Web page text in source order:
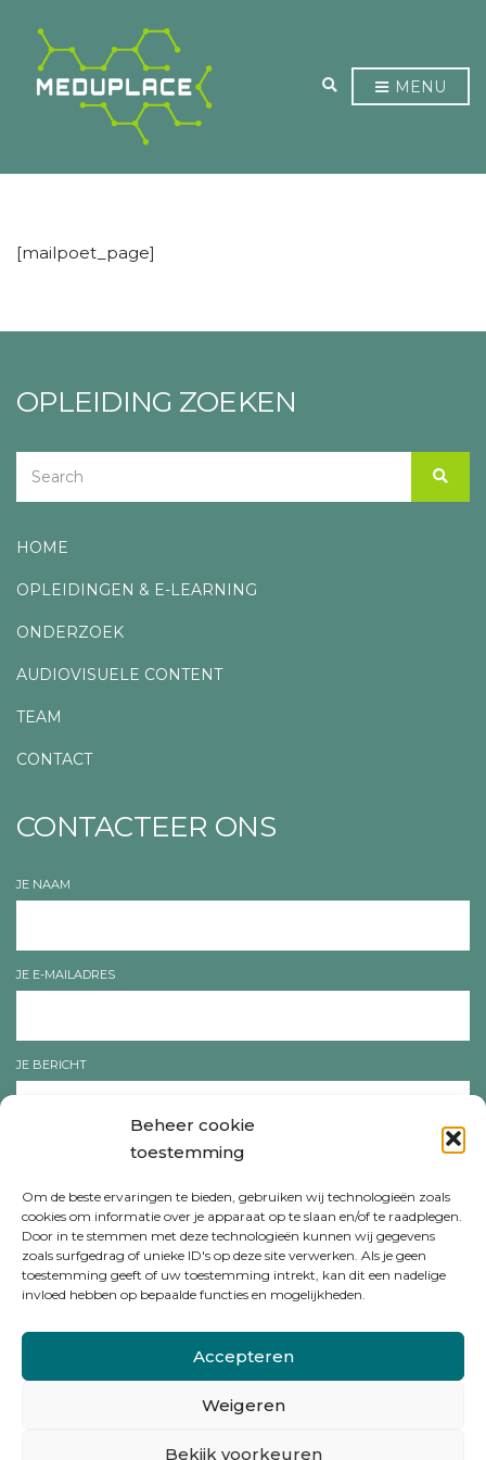
Beheer cookie
toestemming
Om de beste ervaringen te bieden, gebruiken wij technologieën zoals
cookies om informatie over je apparaat op te slaan en/of te raadplegen.
Door in te stemmen met deze technologieën kunnen wij gegevens
zoals surfgedrag of unieke ID's op deze site verwerken. Als je geen
toestemming geeft of uw toestemming intrekt, kan dit een nadelige
invloed hebben op bepaalde functies en mogelijkheden.
Accepteren
Weigeren
Bekijk voorkeuren
EXPAND SEARCH
MENU
[mailpoet_page]
OPLEIDING ZOEKEN
HOME
OPLEIDINGEN & E-LEARNING
ONDERZOEK
AUDIOVISUELE CONTENT
TEAM
CONTACT
CONTACTEER ONS
JE NAAM
JE E-MAILADRES
JE BERICHT
: +32 3 280 15 91